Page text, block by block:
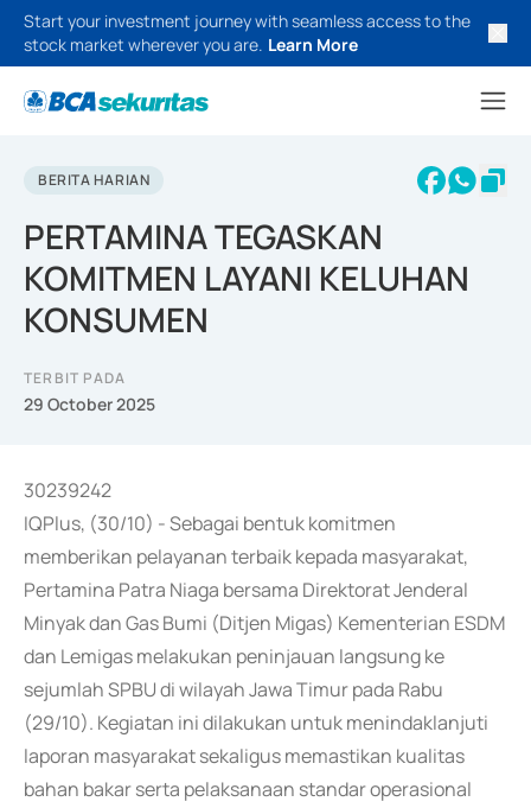
Start your investment journey with seamless access to the
stock market wherever you are. Learn More
BERITA HARIAN
PERTAMINA TEGASKAN
KOMITMEN LAYANI KELUHAN
KONSUMEN
TERBIT PADA
29 October 2025
30239242
IQPlus, (30/10) - Sebagai bentuk komitmen
memberikan pelayanan terbaik kepada masyarakat,
Pertamina Patra Niaga bersama Direktorat Jenderal
Minyak dan Gas Bumi (Ditjen Migas) Kementerian ESDM
dan Lemigas melakukan peninjauan langsung ke
sejumlah SPBU di wilayah Jawa Timur pada Rabu
(29/10). Kegiatan ini dilakukan untuk menindaklanjuti
laporan masyarakat sekaligus memastikan kualitas
bahan bakar serta pelaksanaan standar operasional